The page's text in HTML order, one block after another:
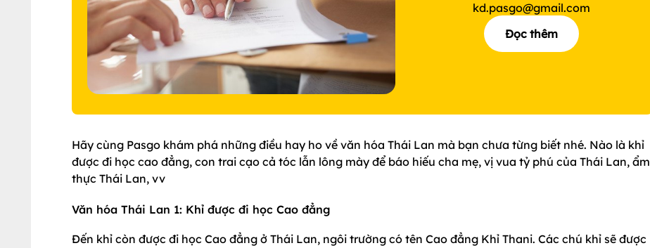
kd.pasgo@gmail.com
Đọc thêm
Hãy cùng Pasgo khám phá những điều hay ho về văn hóa Thái Lan mà bạn chưa từng biết nhé. Nào là khỉ
được đi học cao đẳng, con trai cạo cả tóc lẫn lông mày để báo hiếu cha mẹ, vị vua tỷ phú của Thái Lan, ẩm
thực Thái Lan, vv
Văn hóa Thái Lan 1: Khỉ được đi học Cao đẳng
Đến khỉ còn được đi học Cao đẳng ở Thái Lan, ngôi trường có tên Cao đẳng Khỉ Thani. Các chú khỉ sẽ được